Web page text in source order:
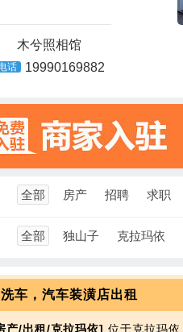
木兮照相馆
话 19990169882
全部 房产 招聘 求职
全部 独山子 克拉玛依
洗车，汽车装潢店出租
产/出租/克拉玛依] 位于克拉玛依